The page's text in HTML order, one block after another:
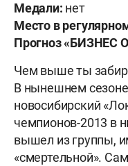
Медали: нет
Место в
Прогноз «БИЗНЕС
Чем выше ты
В нынешнем
новосибирский
чемпионов-2013 в
вышел из группы,
«смертельной».